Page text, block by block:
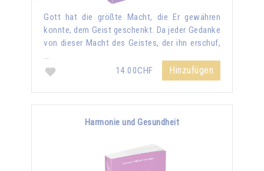
Gott hat die größte Macht, die Er gewähren
konnte, dem Geist geschenkt. Da jeder Gedanke
von dieser Macht des Geistes, der ihn erschuf,
…
14.00CHF
Hinzufügen
Harmonie und Gesundheit